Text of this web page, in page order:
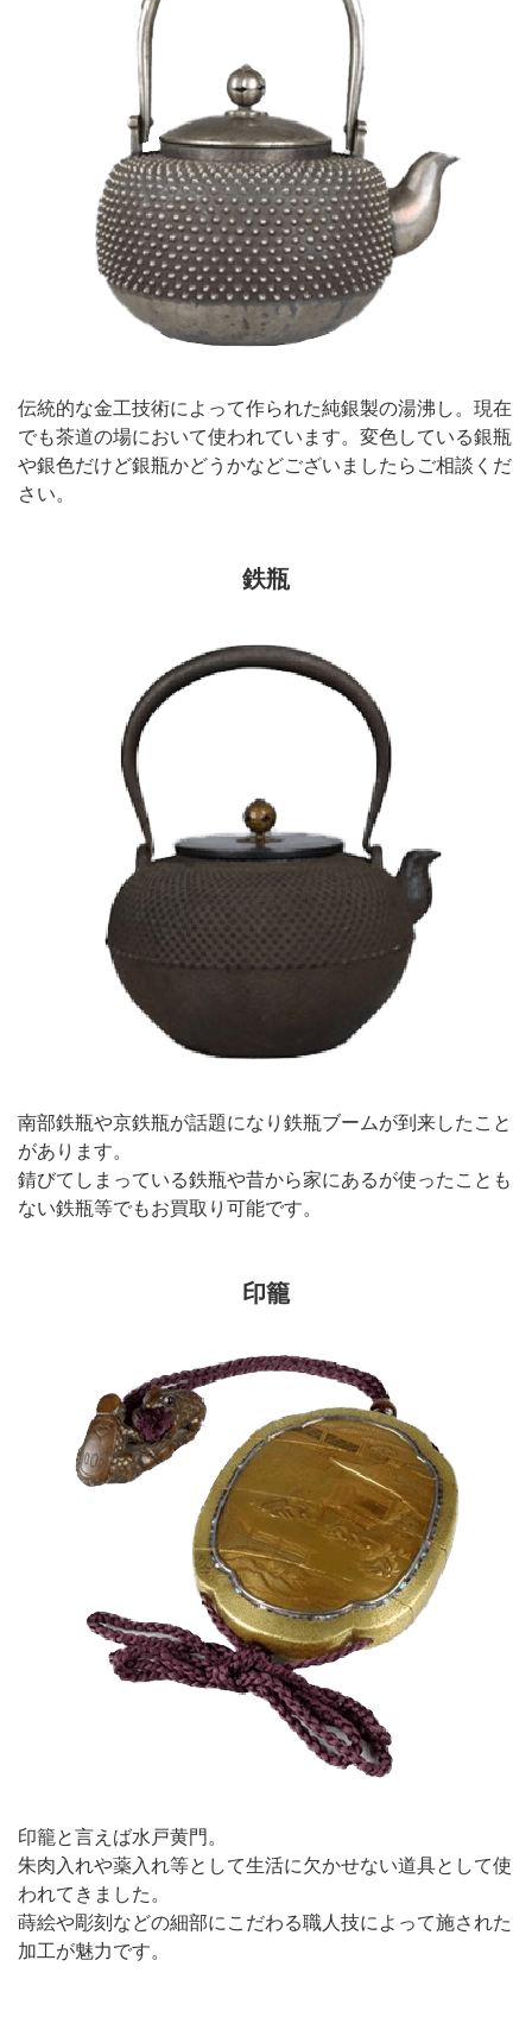
伝統的な金工技術によって作られた純銀製の湯沸し。現在
でも茶道の場において使われています。変色している銀瓶
や銀色だけど銀瓶かどうかなどございましたらご相談くだ
さい。
鉄瓶
南部鉄瓶や京鉄瓶が話題になり鉄瓶ブームが到来したこと
があります。
錆びてしまっている鉄瓶や昔から家にあるが使ったことも
ない鉄瓶等でもお買取り可能です。
印籠
印籠と言えば水戸黄門。
朱肉入れや薬入れ等として生活に欠かせない道具として使
われてきました。
蒔絵や彫刻などの細部にこだわる職人技によって施された
加工が魅力です。